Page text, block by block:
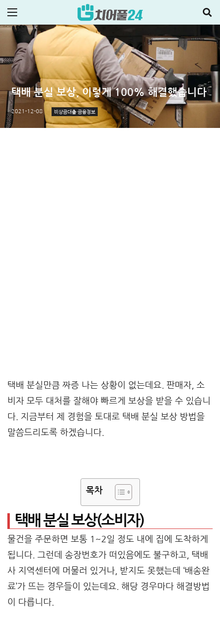
택배 분실 보상, 이렇게 100% 해결했습니다
2021-12-08 비상금대출·금융정보
택배 분실만큼 짜증 나는 상황이 없는데요. 판매자, 소
비자 모두 대처를 잘해야 빠르게 보상을 받을 수 있습니
다. 지금부터 제 경험을 토대로 택배 분실 보상 방법을
말씀드리도록 하겠습니다.
목차
택배 분실 보상(소비자)
물건을 주문하면 보통 1~2일 정도 내에 집에 도착하게
됩니다. 그런데 송장번호가 떠있음에도 불구하고, 택배
사 지역센터에 머물러 있거나, 받지도 못했는데 ‘배송완
료’가 뜨는 경우들이 있는데요. 해당 경우마다 해결방법
이 다릅니다.